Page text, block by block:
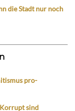
die Stadt nur noch
pro-
sind